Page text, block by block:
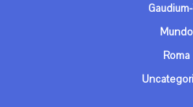
Mundo
Roma